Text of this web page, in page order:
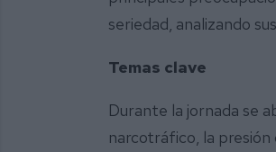
seriedad, analizando
Temas clave
Durante la jornada se
narcotráfico, la